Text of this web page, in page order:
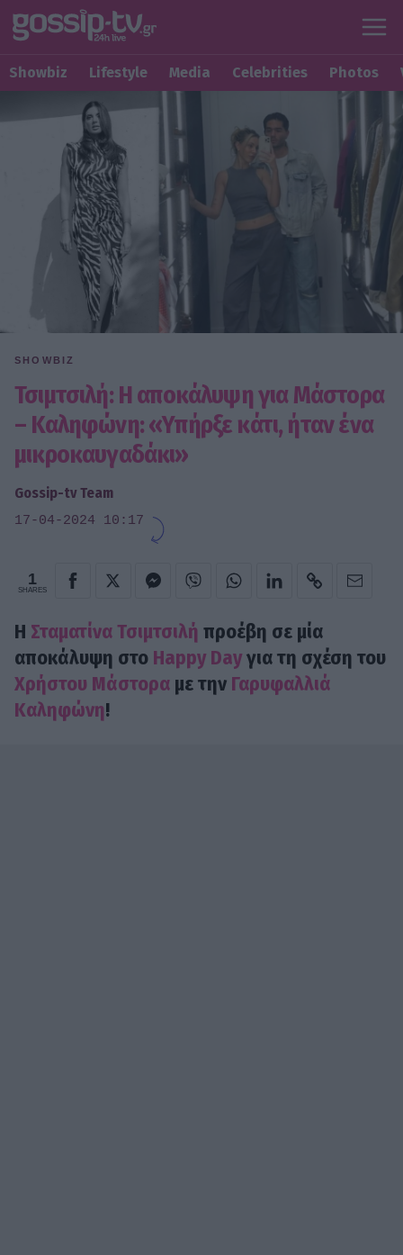
Showbiz Lifestyle Media Celebrities Photos
SHOWBIZ
Τσιμτσιλή: Η αποκάλυψη για Μάστορα
– Καληφώνη: «Υπήρξε κάτι, ήταν ένα
μικροκαυγαδάκι»
Gossip-tv Team
17-04-2024 10:17
1
SHARES
Η Σταματίνα Τσιμτσιλή προέβη σε μία
αποκάλυψη στο Happy Dayγια τη σχέση του
Χρήστου Μάστορα με την Γαρυφαλλιά
Καληφώνη!